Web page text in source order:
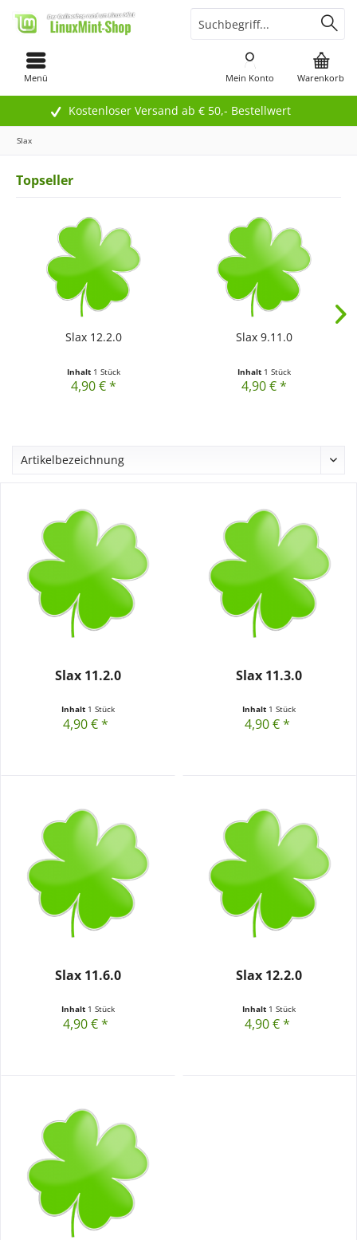
Kostenloser Versand ab € 50,- Bestellwert
Menü Warenkorb
Mein Konto
Slax
Topseller
Slax 12.2.0
Inhalt 1 Stück
4,90 € *
Slax 9.11.0
Inhalt 1 Stück
4,90 € *
Slax 11.2.0
Inhalt 1 Stück
4,90 € *
Slax 11.3.0
Inhalt 1 Stück
4,90 € *
Slax 11.6.0
Inhalt 1 Stück
4,90 € *
Slax 12.2.0
Inhalt 1 Stück
4,90 € *